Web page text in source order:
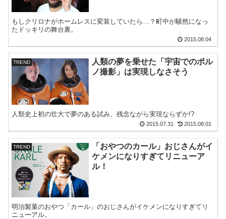
もしクリロナがホームレスに変装していたら…？町中が騒然になっ
たドッキリの舞台裏。
2015.08.04
TREND
人類の夢を乗せた「宇宙でのポル
ノ撮影」は実現しなさそう
人類史上初の壮大で夢のある試み、残念ながら実現ならずか!?
2015.07.31 2015.08.01
TREND
「おやつのカール」おじさんがイ
ケメンになりすぎてリニューア
ル！
明治製菓のおやつ「カール」のおじさんがイケメンになりすぎてリ
ニューアル。